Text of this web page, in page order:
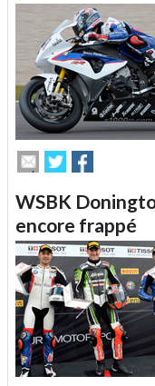
Envoyer
cet
à
un
ami
Partager
sur
sur
WSBK
encore frappé